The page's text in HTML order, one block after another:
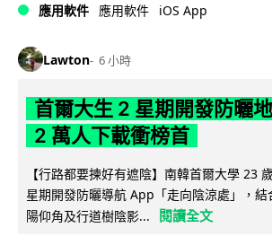
應用軟件 應用軟件 iOS App
Lawton 6 小時
首爾大生 2 星期開發防曬
2 萬人下載衝榜首
【行路都要揀好有遮陰】南韓首爾大學 23
星期開發防曬導航 App「走向陰涼處」，
陽仰角及行道樹陰影...
閱讀全文